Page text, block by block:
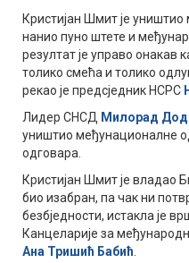
Кристијан Шмит је
нанио пуно штете и
резултат је управо онакав
толико смећа и толико
рекао је предсједник НСРС
Лидер СНСД Милорад
уништио међунационалне
одговара.
Кристијан Шмит је владао
био изабран, па чак ни
безбједности, истакла је
Канцеларије за
Ана Тришић Бабић